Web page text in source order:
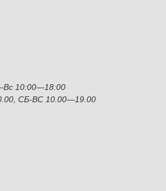
10:00—18:00
СБ-ВС 10.00—19.00